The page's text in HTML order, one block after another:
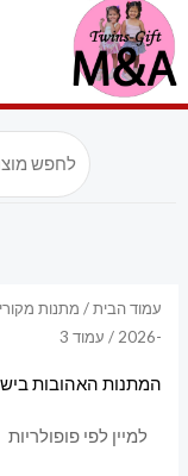
דילוג
לתוכן
עמוד הבית/ מתנות
-2026
/ עמוד 3
המתנות האהובות בישראל